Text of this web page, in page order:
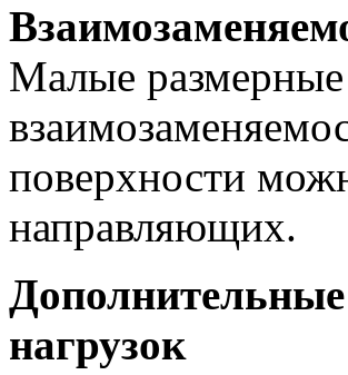
Малые
поверхности
направляющих.
нагрузок